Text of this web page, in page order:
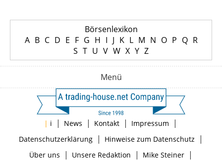
Börsenlexikon
A B C D E F G H I J K L M N O P Q R
S T U V W X Y Z
Menü
| i | News | Kontakt | Impressum |
Datenschutzerklärung| Hinweise zum Datenschutz |
Über uns | Unsere Redaktion | Mike Steiner|